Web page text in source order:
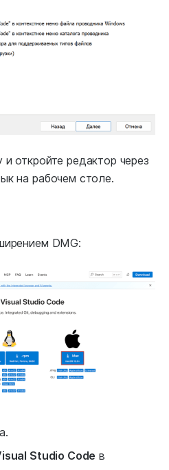
откройте редактор через
на рабочем столе.
DMG:
Studio Code в